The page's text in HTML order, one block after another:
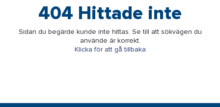
404 Hittade inte
Sidan du begärde kunde inte hittas. Se till att sökvägen du
använde är korrekt.
Klicka för att gå tillbaka